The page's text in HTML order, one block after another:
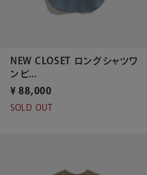
NEW CLOSET ロングシャツワ
ンピ...
¥ 88,000
SOLD OUT